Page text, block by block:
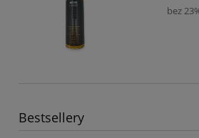
bez
Bestsellery